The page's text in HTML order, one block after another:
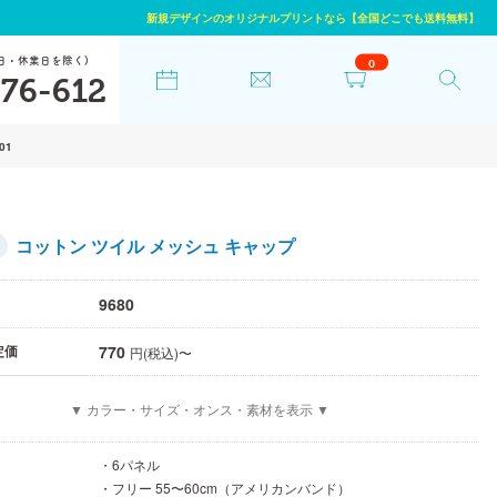
新規デザインのオリジナルプリントなら【全国どこでも送料無料】
0
・休業日を除く)
612
コットン ツイル メッシュ キャップ
9680
価 770 円(税込)〜
▼ カラー・サイズ・オンス・素材を表示 ▼
・6パネル
・フリー 55〜60cm（アメリカンバンド）